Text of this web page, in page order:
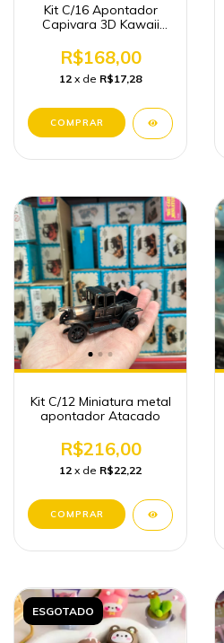
Kit C/16 Apontador
Capivara 3D Kawaii
R$168,00
12 x de R$17,28
Kit C/12 Miniatura metal
apontador Atacado
R$216,00
12 x de R$22,22
ESGOTADO